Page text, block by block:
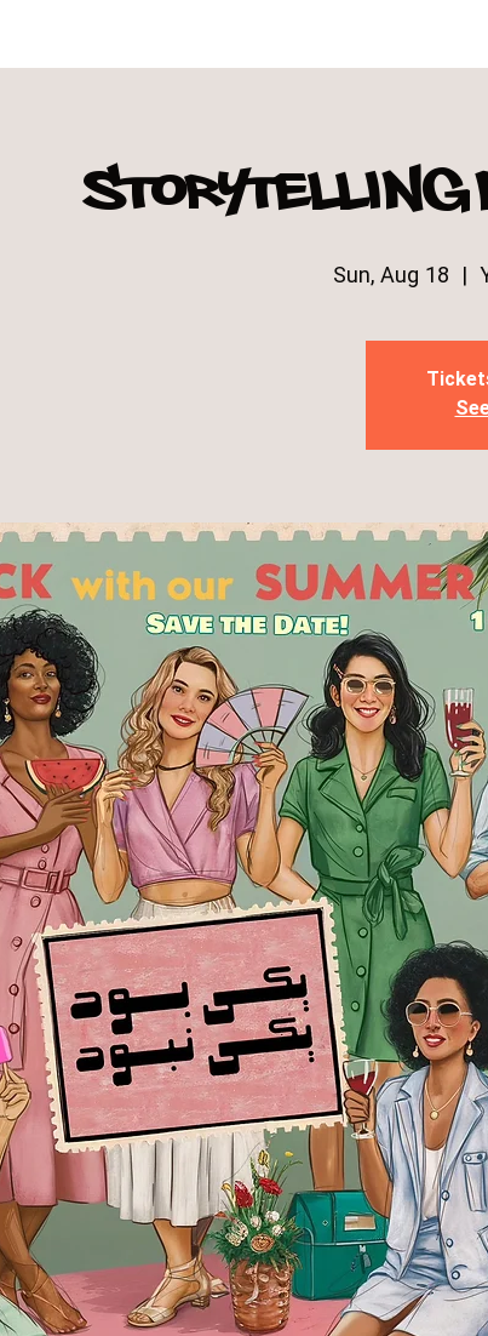
Storytelling
Sun, Aug 18
  |